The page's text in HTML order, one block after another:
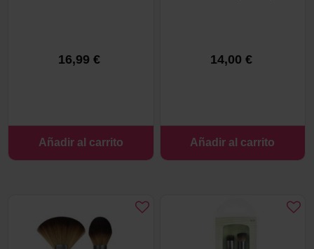
16,99 €
Añadir al carrito
14,00 €
Añadir al carrito